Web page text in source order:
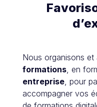
Nous organisons et
formations, en
entreprise, pour
accompagner vos